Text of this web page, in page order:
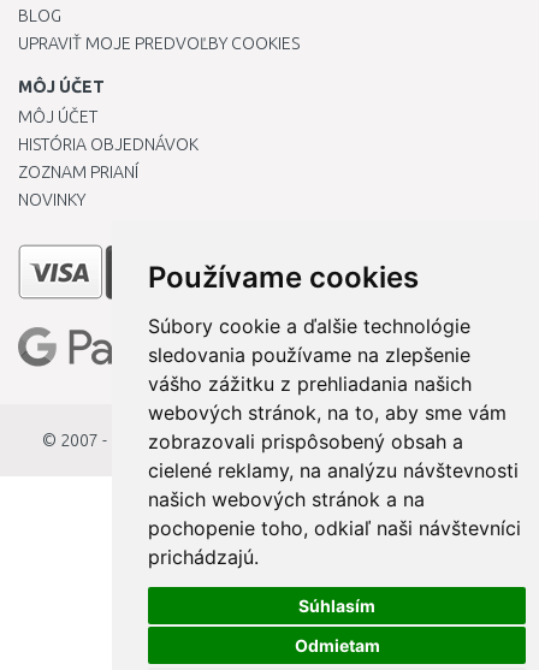
Používame cookies
Súbory cookie a ďalšie technológie
sledovania používame na zlepšenie
vášho zážitku z prehliadania našich
webových stránok, na to, aby sme vám
zobrazovali prispôsobený obsah a
cielené reklamy, na analýzu návštevnosti
našich webových stránok a na
pochopenie toho, odkiaľ naši návštevníci
prichádzajú.
Súhlasím
Odmietam
BLOG
UPRAVIŤ MOJE PREDVOĽBY COOKIES
MÔJ ÚČET
MÔJ ÚČET
HISTÓRIA OBJEDNÁVOK
ZOZNAM PRIANÍ
NOVINKY
© 2007 - 2026StavbaEU.sk